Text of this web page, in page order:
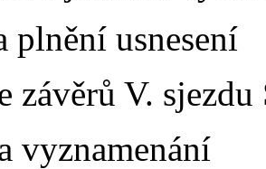
plnění usnesení
závěrů V.
vyznamenání